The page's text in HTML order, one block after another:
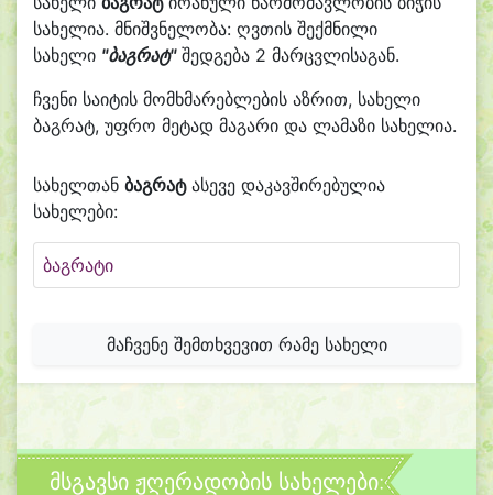
სახელია. მნიშვნელობა: ღვთის შექმნილი
სახელი "ბაგრატ"შედგება 2 მარცვლისაგან.
ჩვენი საიტის მომხმარებლების აზრით, სახელი
ბაგრატ, უფრო მეტად მაგარი და ლამაზი სახელია.
სახელთან ბაგრატასევე დაკავშირებულია
სახელები:
ბაგრატი
მაჩვენე შემთხვევით რამე სახელი
მსგავსი ჟღერადობის სახელები: